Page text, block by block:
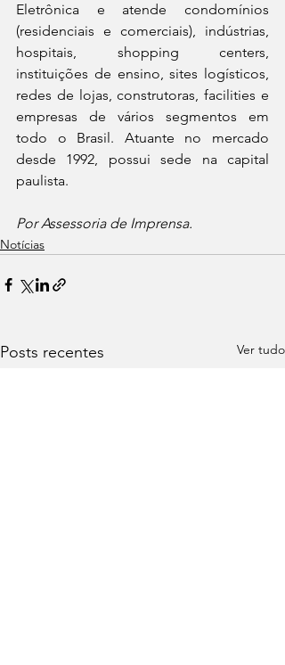
Eletrônica e atende condomínios
(residenciais e comerciais), indústrias,
hospitais, shopping centers,
instituições de ensino, sites logísticos,
redes de lojas, construtoras, facilities e
empresas de vários segmentos em
todo o Brasil. Atuante no mercado
desde 1992, possui sede na capital
paulista.
Por Assessoria de Imprensa.
Notícias
Posts recentes Ver tudo